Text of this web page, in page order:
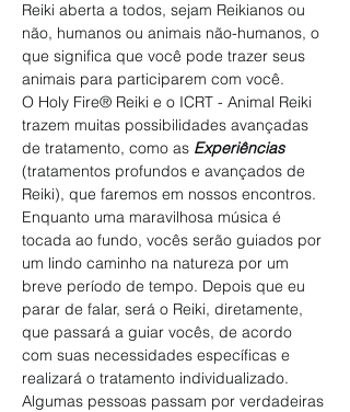
Reiki aberta a todos, sejam Reikianos ou
não, humanos ou animais não-humanos, o
que significa que você pode trazer seus
animais para participarem com você.
O Holy Fire® Reiki e o ICRT - Animal Reiki
trazem muitas possibilidades avançadas
de tratamento, como as Experiências
(tratamentos profundos e avançados de
Reiki), que faremos em nossos encontros.
Enquanto uma maravilhosa música é
tocada ao fundo, vocês serão guiados por
um lindo caminho na natureza por um
breve período de tempo. Depois que eu
parar de falar, será o Reiki, diretamente,
que passará a guiar vocês, de acordo
com suas necessidades específicas e
realizará o tratamento individualizado.
Algumas pessoas passam por verdadeiras